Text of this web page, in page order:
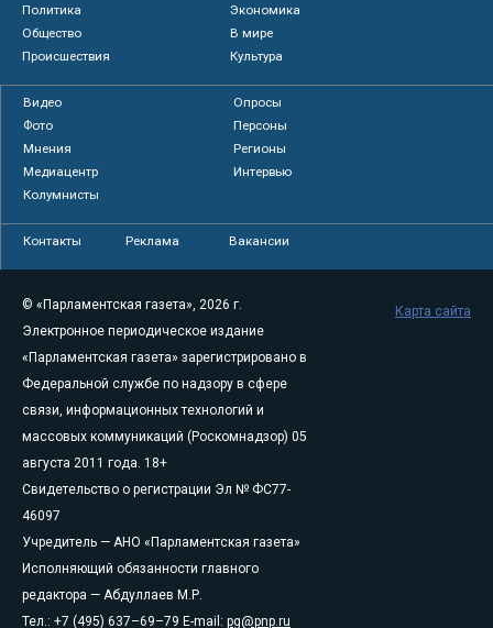
Политика
Экономика
Общество
В мире
Происшествия
Культура
Видео
Опросы
Фото
Персоны
Мнения
Регионы
Медиацентр
Интервью
Колумнисты
Контакты Реклама Вакансии
© «Парламентская газета», 2026 г.
Электронное периодическое издание
«Парламентская газета» зарегистрировано в
Федеральной службе по надзору в сфере
связи, информационных технологий и
массовых коммуникаций (Роскомнадзор) 05
августа 2011 года. 18+
Свидетельство о регистрации Эл № ФС77-
46097
Учредитель — АНО «Парламентская газета»
Исполняющий обязанности главного
редактора — Абдуллаев М.Р.
Тел.: +7 (495) 637–69–79 E-mail: pg@pnp.ru
Карта сайта